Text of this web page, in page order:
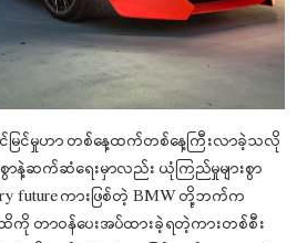
ာင်မြင်မှုဟာ တစ်နေ့ထက်တစ်နေ့ကြီးလာခဲ့သလို
စွာနဲ့ဆက်ဆံရေးမှာလည်း ယုံကြည်မှုများစွာ
future ကားဖြစ်တဲ့ BMW တို့ဘက်က
ကို တာဝန်ပေးအပ်ထားခဲ့ရတဲ့ကားတစ်စီး